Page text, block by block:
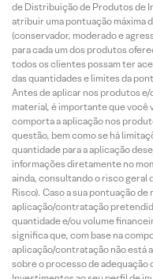
de Distribuição de Produtos de
atribuir uma pontuação máxima
(conservador, moderado e
para cada um dos produtos
todos os clientes possam ter
das quantidades e limites da
Antes de aplicar nos produtos
material, é importante que você
comporta a aplicação nos
questão, bem como se há
quantidade para a aplicação
informações diretamente no
ainda, consultando o risco geral
Risco). Caso a sua pontuação
aplicação/contratação
quantidade e/ou volume
significa que, com base na
aplicação/contratação não está
sobre o processo de